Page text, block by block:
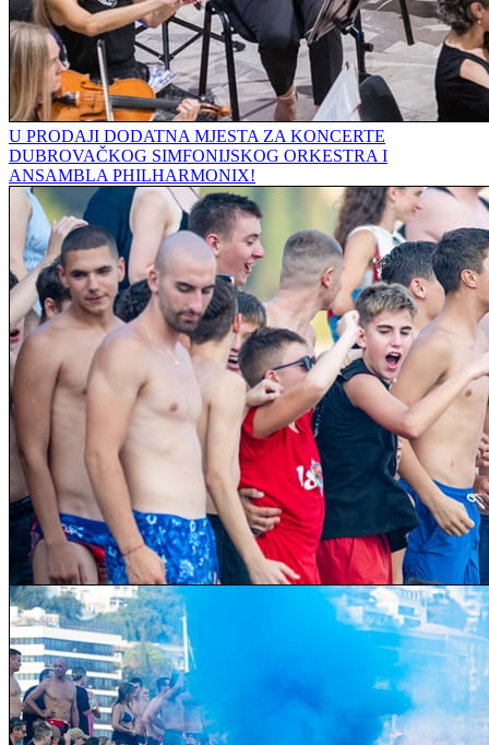
U PRODAJI DODATNA MJESTA ZA KONCERTE
DUBROVAČKOG SIMFONIJSKOG ORKESTRA I
ANSAMBLA PHILHARMONIX!